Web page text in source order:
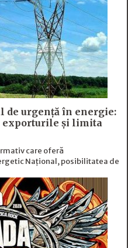
de urgență în energie:
exporturile și limita
care oferă
Național, posibilitatea de